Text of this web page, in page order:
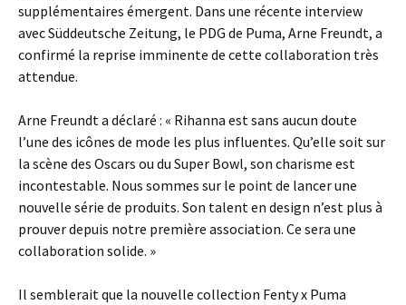
supplémentaires émergent. Dans une récente interview
avec Süddeutsche Zeitung, le PDG de Puma, Arne Freundt, a
confirmé la reprise imminente de cette collaboration très
attendue.
Arne Freundt a déclaré : « Rihanna est sans aucun doute
l’une des icônes de mode les plus influentes. Qu’elle soit sur
la scène des Oscars ou du Super Bowl, son charisme est
incontestable. Nous sommes sur le point de lancer une
nouvelle série de produits. Son talent en design n’est plus à
prouver depuis notre première association. Ce sera une
collaboration solide. »
Il semblerait que la nouvelle collection Fenty x Puma